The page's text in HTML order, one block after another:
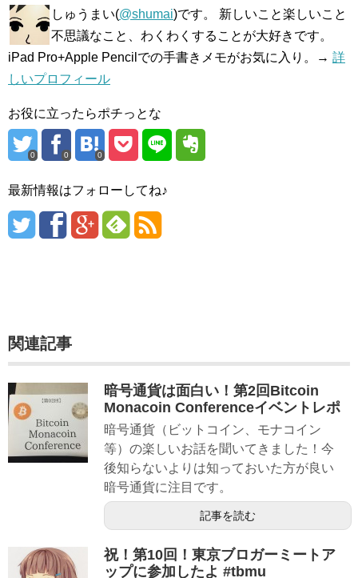
しゅうまい(@shumai)です。 新しいこと楽しいこと
不思議なこと、わくわくすることが大好きです。
iPad Pro+Apple Pencilでの手書きメモがお気に入り。→ 詳
しいプロフィール
お役に立ったらポチっとな
0 0 0
最新情報はフォローしてね♪
関連記事
暗号通貨は面白い！第2回Bitcoin
Monacoin Conferenceイベントレポ
暗号通貨（ビットコイン、モナコイン
等）の楽しいお話を聞いてきました！今
後知らないよりは知っておいた方が良い
暗号通貨に注目です。
記事を読む
祝！第10回！東京ブロガーミートア
ップに参加したよ #tbmu